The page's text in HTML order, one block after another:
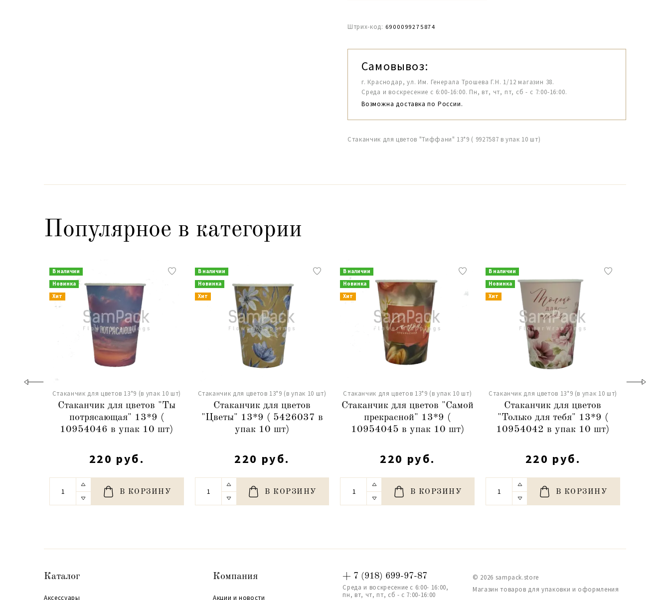
Штрих-код: 6900099275874
Самовывоз:
г. Краснодар, ул. Им. Генерала Трошева Г.Н. 1/12 магазин 38.
Среда и воскресение с 6:00-16:00. Пн, вт, чт, пт, сб - с 7:00-16:00.
Возможна доставка по России.
Стаканчик для цветов "Тиффани" 13*9 ( 9927587 в упак 10 шт)
Популярное в категории
В наличии
Новинка
Хит
Стаканчик для цветов 13*9 (в упак 10 шт)
Стаканчик для цветов "Ты
потрясающая" 13*9 (
10954046 в упак 10 шт)
220 руб.
В КОРЗИНУ
В наличии
Новинка
Хит
Стаканчик для цветов 13*9 (в упак 10 шт)
Стаканчик для цветов
"Цветы" 13*9 ( 5426037 в
упак 10 шт)
220 руб.
В КОРЗИНУ
В наличии
Новинка
Хит
Стаканчик для цветов 13*9 (в упак 10 шт)
Стаканчик для цветов "Самой
прекрасной" 13*9 (
10954045 в упак 10 шт)
220 руб.
В КОРЗИНУ
В наличии
Новинка
Хит
Стаканчик для цветов 13*9 (в упак 10 шт)
Стаканчик для цветов
"Только для тебя" 13*9 (
10954042 в упак 10 шт)
220 руб.
В КОРЗИНУ
Каталог
Аксессуары
Компания
Акции и новости
+ 7 (918) 699-97-87
Среда и воскресение с 6:00- 16:00,
пн, вт, чт, пт, сб - с 7:00-16:00
© 2026 sampack.store
Магазин товаров для упаковки и оформления